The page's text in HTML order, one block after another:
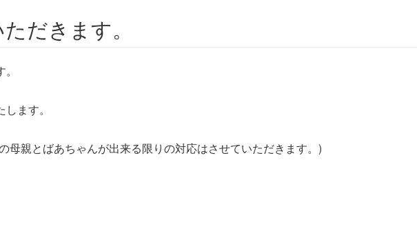
だきます。
ます。
母親とばあちゃんが出来る限りの対応はさせていただきます。)